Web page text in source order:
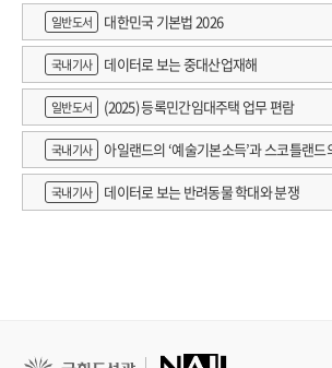
일반도서
대한민국 기본법 2026
국내기사 데이터로 보는 중대산업재해
일반도서 (2025) 등록민간임대주택 업무 편람
국내기사
아일랜드의 ‘예술기본소득’과 스코틀랜
책 논의
국내기사 데이터로 보는 반려동물 학대와 분쟁